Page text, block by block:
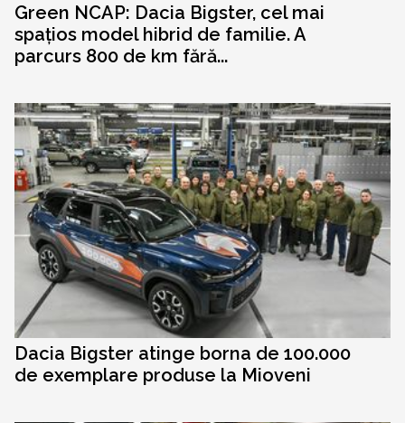
Green NCAP: Dacia Bigster, cel mai
spațios model hibrid de familie. A
parcurs 800 de km fără...
Dacia Bigster atinge borna de 100.000
de exemplare produse la Mioveni